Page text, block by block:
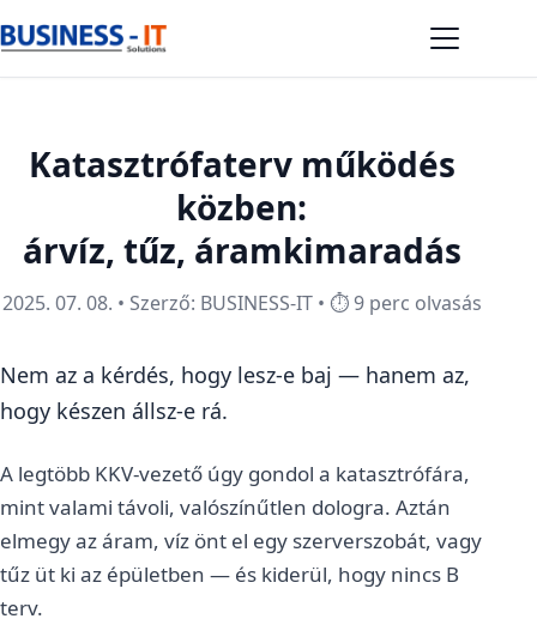
Katasztrófaterv működés
közben:
árvíz, tűz, áramkimaradás
2025. 07. 08. • Szerző: BUSINESS-IT • ⏱️ 9 perc olvasás
Nem az a kérdés, hogy lesz-e baj — hanem az,
hogy készen állsz-e rá.
A legtöbb KKV-vezető úgy gondol a katasztrófára,
mint valami távoli, valószínűtlen dologra. Aztán
elmegy az áram, víz önt el egy szerverszobát, vagy
tűz üt ki az épületben — és kiderül, hogy nincs B
terv.